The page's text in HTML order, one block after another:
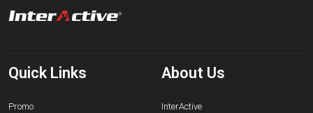
Quick Links
Promo
About Us
InterActive